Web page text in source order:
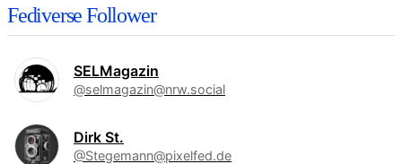
Fediverse Follower
SELMagazin
@selmagazin@nrw.social
Dirk St.
@Stegemann@pixelfed.de